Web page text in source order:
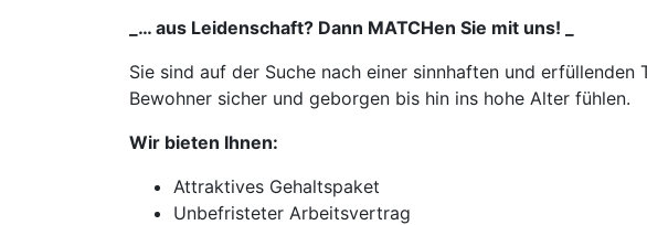
_… aus Leidenschaft? Dann MATCHen Sie mit uns! _
Sie sind auf der Suche nach einer sinnhaften und
Bewohner sicher und geborgen bis hin ins hohe Alter fühlen.
Wir bieten Ihnen:
Attraktives Gehaltspaket
Unbefristeter Arbeitsvertrag